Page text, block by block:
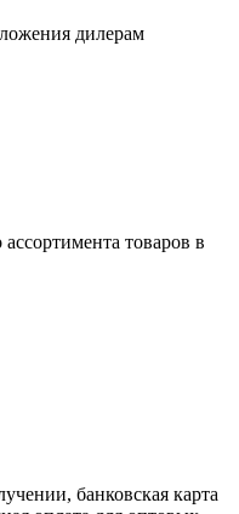
дилерам
товаров в
банковская карта